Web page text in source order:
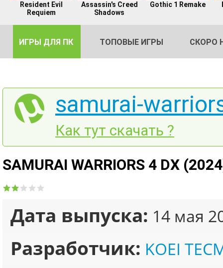
Resident Evil
Requiem
Assassin's Creed
Shadows
Gothic 1 Remake
ИГРЫ ДЛЯ ПК ТОПОВЫЕ ИГРЫ СКОРО
samurai-
Как тут скачать ?
SAMURAI WARRIORS 4 DX
Дата выпуска: 14 мая
Разработчик: KOEI